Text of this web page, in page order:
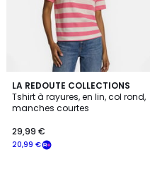
LA REDOUTE COLLECTIONS
Tshirt à rayures, en lin, col rond,
manches courtes
20,99 €
29,99 €
4,3
/ 5
2
Couleurs